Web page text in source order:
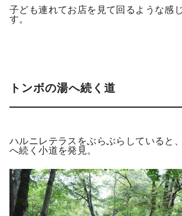
子ども連れてお店を見て回るような感
す。
トンボの湯へ続く道
ハルニレテラスをぶらぶらしていると
へ続く小道を発見。